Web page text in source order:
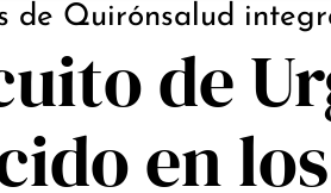
de Quirónsalud
de
en